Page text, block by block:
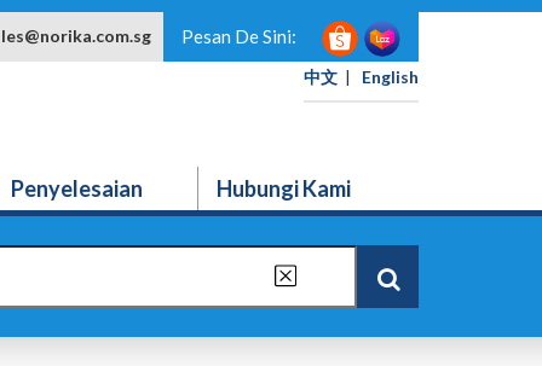
Pesan De Sini:
中文 | English
Penyelesaian Hubungi Kami